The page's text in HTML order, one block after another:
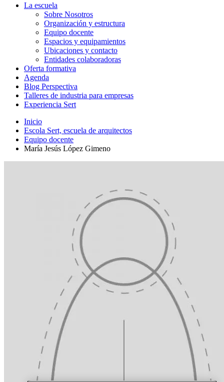
La escuela
Sobre Nosotros
Organización y estructura
Equipo docente
Espacios y equipamientos
Ubicaciones y contacto
Entidades colaboradoras
Oferta formativa
Agenda
Blog Perspectiva
Talleres de industria para empresas
Experiencia Sert
Inicio
Escola Sert, escuela de arquitectos
Equipo docente
María Jesús López Gimeno